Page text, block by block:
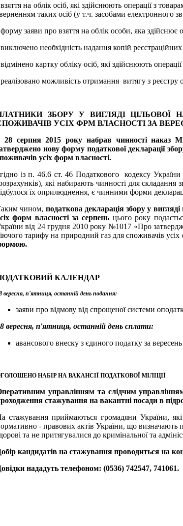
на облік осіб, які здійснюють операції з
таких осіб (у т.ч. засобами електронного
заяви про взяття на облік особи, яка
необхідність надання копій
картку обліку осіб, які здійснюють
можливість отримання витягу з реєстру
ЗБОРУ У ВИГЛЯДІ
УСІХ ФРМ ВЛАСНОСТІ ЗА
28 серпня 2015 року набрав чинності наказ
нову форму податкової декларації
усіх форм власності.
із п. 46.6 ст. 46 Податкового кодексу
які набирають чинності для складання
їх оприлюднення, є чинними форми
чином, податкова декларація збору у
форм власності за серпень цього року
від 24 грудня 2010 року №1017 «Про
тарифу на природний газ для споживачів
КАЛЕНДАР
вересня, п'ятниця, останній день подання:
заяви про відмову від спрощеної системи
вересня, п'ятниця, останній день сплати:
авансового внеску з єдиного податку за
НАБІР НА ВАКАНСІЇ ПОДАТКОВОЇ МІЛІЦІЇ
управлінням та слідчим
стажування на вакантні посади в
стажування приймаються громадяни України,
- правових актів України, що визначають
та не притягувалися до кримінальної та
кандидатів на стажування проводиться на
нададуть телефоном: (0536) 742547, 741061.